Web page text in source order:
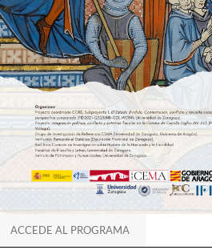
ACCEDE AL PROGRAMA